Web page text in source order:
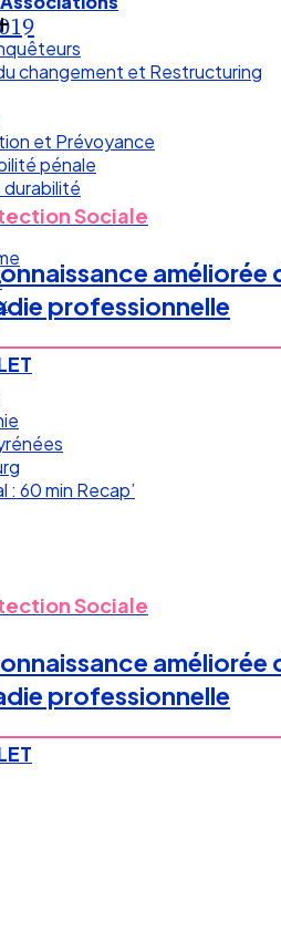
changement et Restructuring
et Prévoyance
pénale
durabilité
60 min Recap’
Sociale
professionnelle
Sociale
professionnelle